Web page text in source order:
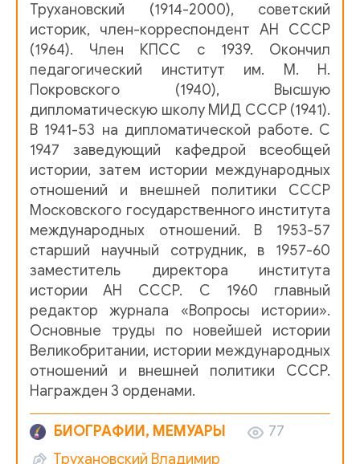
01-16 - Уинстон Черчилль - Глава 01. Малообещающее
01-17 - Уинстон Черчилль - Глава 01. Малообещающее
01-18 - Уинстон Черчилль - Глава 01. Малообещающее
01-19 - Уинстон Черчилль - Глава 01. Малообещающее
01-20 - Уинстон Черчилль - Глава 01. Малообещающее
01-21 - Уинстон Черчилль - Глава 01. Малообещающее
01-23 - Уинстон Черчилль - Глава 01. Малообещающее
01-24 - Уинстон Черчилль - Глава 01. Малообещающее
01-27 - Уинстон Черчилль - Глава 01. Малообещающее
Трухановский (1914-2000), советский
историк, член-корреспондент АН СССР
(1964). Член КПСС с 1939. Окончил
педагогический институт им. М. Н.
Покровского (1940), Высшую
дипломатическую школу МИД СССР (1941).
В 1941-53 на дипломатической работе. С
1947 заведующий кафедрой всеобщей
истории, затем истории международных
отношений и внешней политики СССР
Московского государственного института
международных отношений. В 1953-57
старший научный сотрудник, в 1957-60
заместитель директора института
истории АН СССР. С 1960 главный
редактор журнала «Вопросы истории».
Основные труды по новейшей истории
Великобритании, истории международных
отношений и внешней политики СССР.
Награжден 3 орденами.
БИОГРАФИИ, МЕМУАРЫ
77
Трухановский Владимир